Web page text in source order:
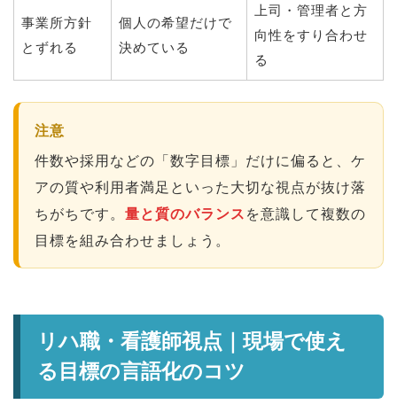
事業所方針
とずれる
個人の希望だけで
決めている
上司・管理者と方
向性をすり合わせ
る
注意
件数や採用などの「数字目標」だけに偏ると、ケ
アの質や利用者満足といった大切な視点が抜け落
ちがちです。 量と質のバランス を意識して複数の
目標を組み合わせましょう。
リハ職・看護師視点｜現場で使え
る目標の言語化のコツ